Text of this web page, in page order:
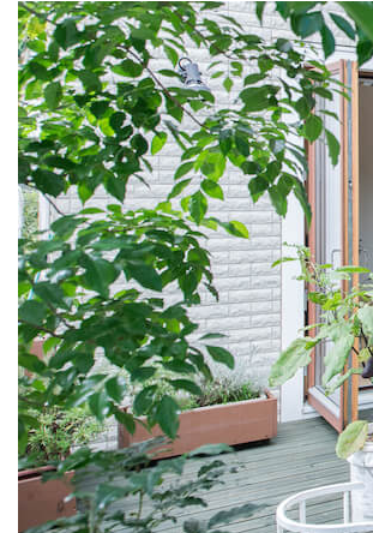
北欧の木をふんだんに使ったおうち
でガーデニング
2021/04/23